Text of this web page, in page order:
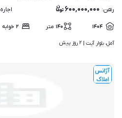
رهن: ۶۰۰,۰۰۰,۰۰۰ اجاره
۱۴۰۴ ۱۴۰ متر ۲ خوابه
آمل، بلوار آیت | ۲ روز پیش